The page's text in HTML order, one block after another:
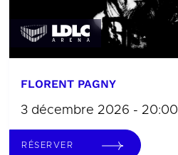
FLORENT PAGNY
3 décembre 2026 - 20:00
RÉSERVER